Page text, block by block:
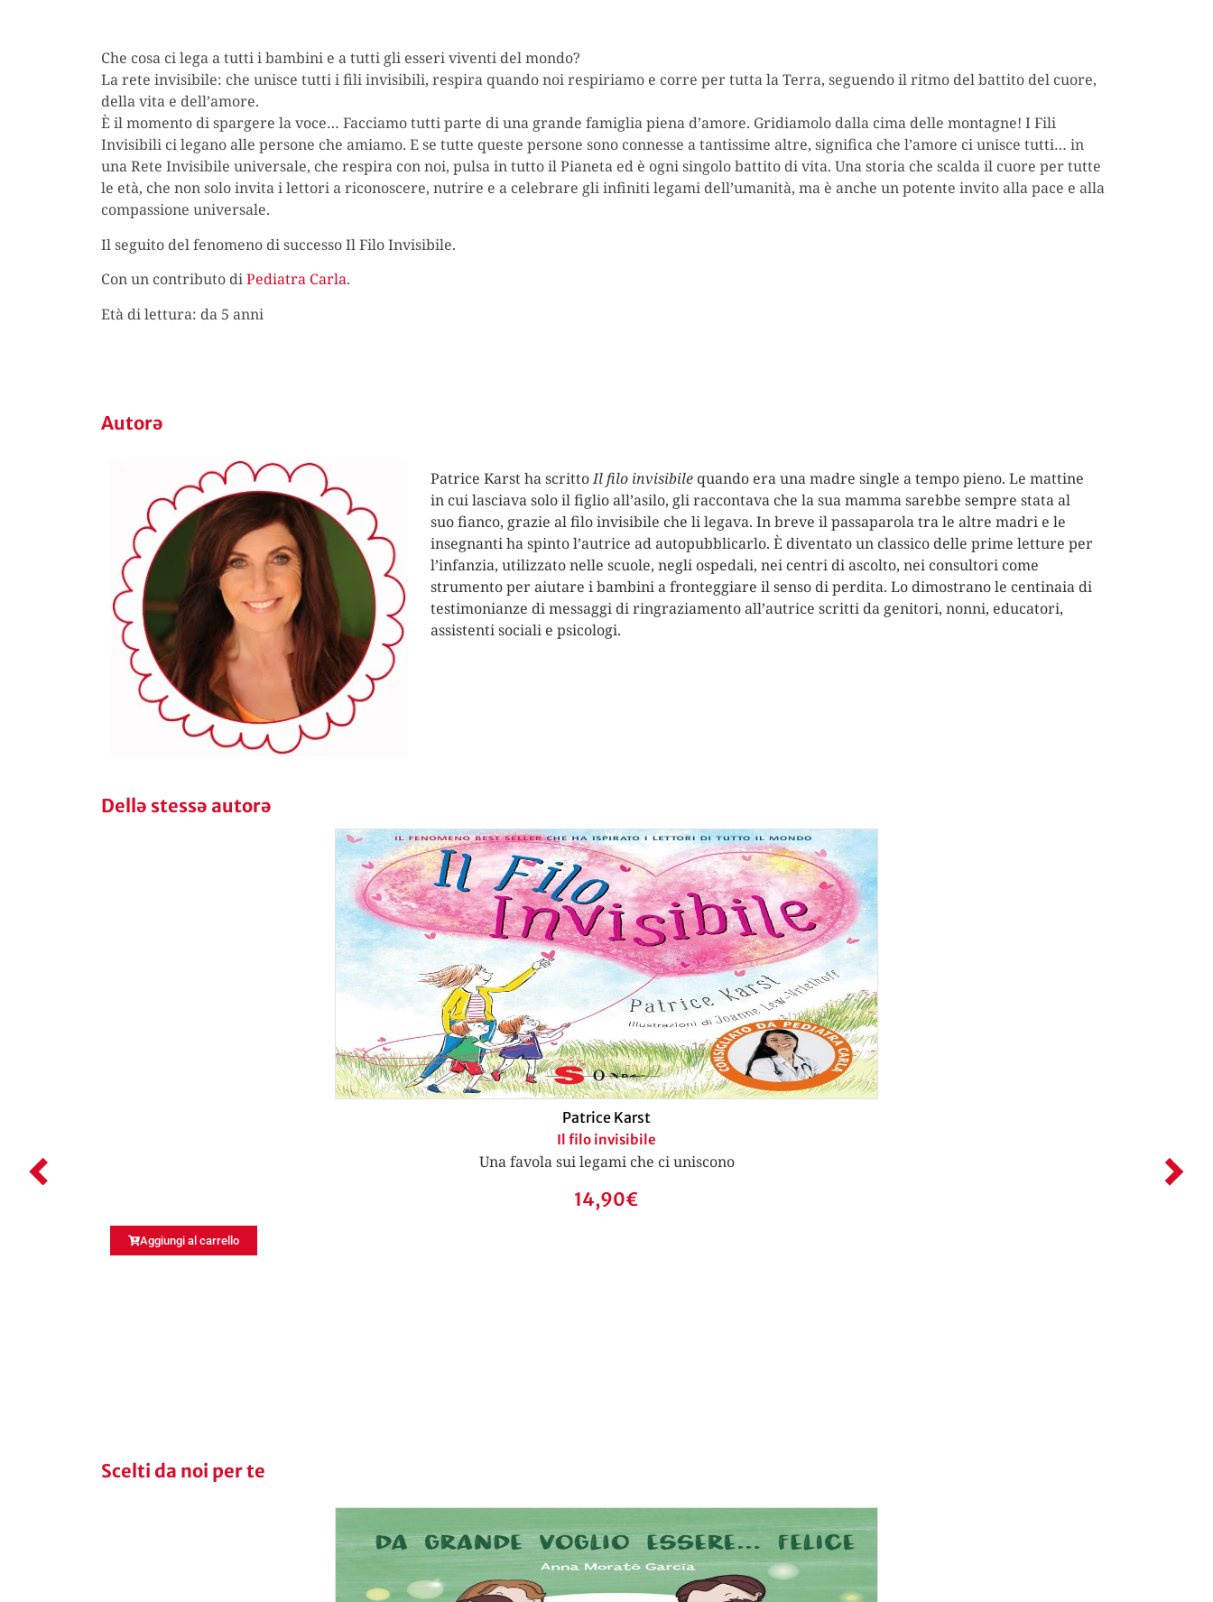
Che cosa ci lega a tutti i bambini e a tutti gli esseri viventi del mondo?
La rete invisibile: che unisce tutti i fili invisibili, respira quando noi respiriamo e corre per tutta la Terra, seguendo il ritmo del battito del cuore,
della vita e dell’amore.
È il momento di spargere la voce… Facciamo tutti parte di una grande famiglia piena d’amore. Gridiamolo dalla cima delle montagne! I Fili
Invisibili ci legano alle persone che amiamo. E se tutte queste persone sono connesse a tantissime altre, significa che l’amore ci unisce tutti… in
una Rete Invisibile universale, che respira con noi, pulsa in tutto il Pianeta ed è ogni singolo battito di vita. Una storia che scalda il cuore per tutte
le età, che non solo invita i lettori a riconoscere, nutrire e a celebrare gli infiniti legami dell’umanità, ma è anche un potente invito alla pace e alla
compassione universale.
Il seguito del fenomeno di successo Il Filo Invisibile.
Con un contributo diPediatra Carla.
Età di lettura: da 5 anni
Autorə
Patrice Karst ha scrittoIl filo invisibile quando era una madre single a tempo pieno. Le mattine
in cui lasciava solo il figlio all’asilo, gli raccontava che la sua mamma sarebbe sempre stata al
suo fianco, grazie al filo invisibile che li legava. In breve il passaparola tra le altre madri e le
insegnanti ha spinto l’autrice ad autopubblicarlo. È diventato un classico delle prime letture per
l’infanzia, utilizzato nelle scuole, negli ospedali, nei centri di ascolto, nei consultori come
strumento per aiutare i bambini a fronteggiare il senso di perdita. Lo dimostrano le centinaia di
testimonianze di messaggi di ringraziamento all’autrice scritti da genitori, nonni, educatori,
assistenti sociali e psicologi.
Dellə stessə autorə
Patrice Karst
Il filo invisibile
Una favola sui legami che ci uniscono
14,90€
Aggiungi al carrello
Scelti da noi per te